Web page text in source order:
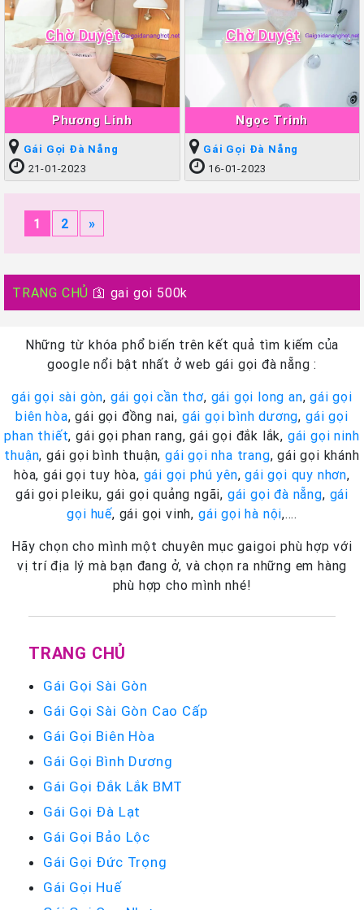
Phương Linh
Chờ Duyệt
Gái Gọi Đà Nẵng
21-01-2023
Ngọc Trinh
Chờ Duyệt
Gái Gọi Đà Nẵng
16-01-2023
1 2 »
TRANG CHỦ 🛐 gai goi 500k
Những từ khóa phổ biến trên kết quả tìm kiếm của
google nổi bật nhất ở web gái gọi đà nẵng :
gái gọi sài gòn, gái gọi cần thơ, gái gọi long an,gái gọi
biên hòa, gái gọi đồng nai, gái gọi bình dương, gái gọi
phan thiết, gái gọi phan rang, gái gọi đắk lắk, gái gọi ninh
thuận, gái gọi bình thuận, gái gọi nha trang, gái gọi khánh
hòa, gái gọi tuy hòa, gái gọi phú yên,gái gọi quy nhơn,
gái gọi pleiku, gái gọi quảng ngãi, gái gọi đà nẵng, gái
gọi huế, gái gọi vinh, gái gọi hà nội,….
Hãy chọn cho mình một chuyên mục gaigoi phù hợp với
vị trí địa lý mà bạn đang ở, và chọn ra những em hàng
phù hợp cho mình nhé!
TRANG CHỦ
Gái Gọi Sài Gòn
Gái Gọi Sài Gòn Cao Cấp
Gái Gọi Biên Hòa
Gái Gọi Bình Dương
Gái Gọi Đắk Lắk BMT
Gái Gọi Đà Lạt
Gái Gọi Bảo Lộc
Gái Gọi Đức Trọng
Gái Gọi Huế